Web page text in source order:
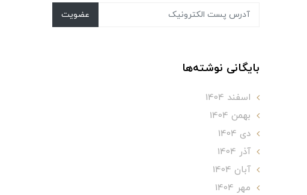
عضویت
بایگانی نوشته‌ها
اسفند 1404
بهمن 1404
دی 1404
آذر 1404
آبان 1404
مهر 1404